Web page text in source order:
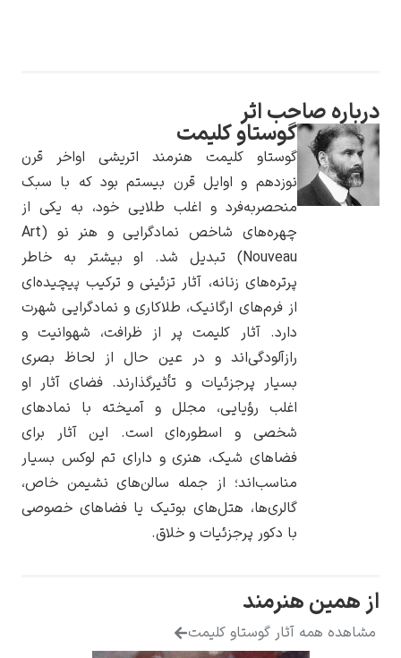
پل سزان
یوهانس فرمیر
پرفروش‌ترین
تابلوها
صاحب اثر
گوستاو کلیمت
گوستاو کلیمت هنرمند اتریشی اواخر قرن
نوزدهم و اوایل قرن بیستم بود که با سبک
منحصربه‌فرد و اغلب طلایی خود، به یکی از
چهره‌های شاخص نمادگرایی و هنر نو (Art
Nouveau) تبدیل شد. او بیشتر به خاطر
پرتره‌های زنانه، آثار تزئینی و ترکیب پیچیده‌ای
از فرم‌های ارگانیک، طلاکاری و نمادگرایی شهرت
دارد. آثار کلیمت پر از ظرافت، شهوانیت و
رازآلودگی‌اند و در عین حال از لحاظ بصری
بسیار پرجزئیات و تأثیرگذارند. فضای آثار او
اغلب رؤیایی، مجلل و آمیخته با نمادهای
شخصی و اسطوره‌ای است. این آثار برای
فضاهای شیک، هنری و دارای تم لوکس بسیار
مناسب‌اند؛ از جمله سالن‌های نشیمن خاص،
گالری‌ها، هتل‌های بوتیک یا فضاهای خصوصی
با دکور پرجزئیات و خلاق.
همین هنرمند
مشاهده همه آثار گوستاو کلیمت